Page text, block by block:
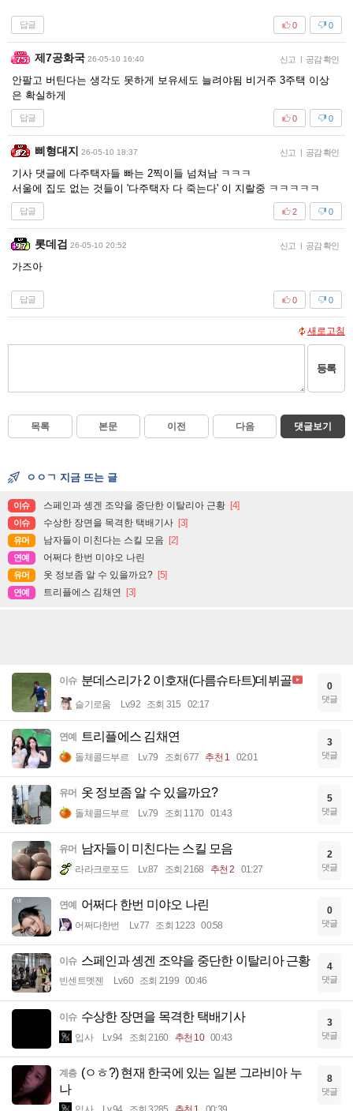
답글 0
0
제7공화국 26-05-10 16:40 신고 | 공감 확인
안팔고 버틴다는 생각도 못하게 보유세도 늘려야됨 비거주 3주택 이상
은 확실하게
답글 0
0
삐형대지 26-05-10 18:37 신고 | 공감 확인
기사 댓글에 다주택자들 빠는 2찍이들 넘쳐남 ㅋㅋㅋ
서울에 집도 없는 것들이 '다주택자 다 죽는다' 이 지랄중 ㅋㅋㅋㅋㅋ
답글 0
2
롯데검 26-05-10 20:52 신고 | 공감 확인
가즈아
답글 0
0
새로고침
등록
목록 본문 이전 다음 댓글보기
ㅇㅇㄱ 지금 뜨는 글
이슈 스페인과 솅겐 조약을 중단한 이탈리아 근황 [4]
이슈 수상한 장면을 목격한 택배기사 [3]
유머 남자들이 미친다는 스킬 모음 [2]
연예 어쩌다 한번 미야오 나린
유머 옷 정보좀 알 수 있을까요? [5]
연예 트리플에스 김채연 [3]
이슈 분데스리가 2 이호재(다름슈타트)데뷔골
슬기로움 Lv.92 조회 315 02:17
0
댓글
연예 트리플에스 김채연
돌체콜드부르 Lv.79 조회 677 추천 1 02:01
3
댓글
유머 옷 정보좀 알 수 있을까요?
돌체콜드부르 Lv.79 조회 1170 01:43
5
댓글
유머 남자들이 미친다는 스킬 모음
라라크로포드 Lv.87 조회 2168 추천 2 01:27
2
댓글
연예 어쩌다 한번 미야오 나린
어쩌다한번 Lv.77 조회 1223 00:58
0
댓글
이슈 스페인과 솅겐 조약을 중단한 이탈리아 근황
빈센트멧젠 Lv.60 조회 2199 00:46
4
댓글
이슈 수상한 장면을 목격한 택배기사
입사 Lv.94 조회 2160 추천 10 00:43
3
댓글
계층 (ㅇㅎ?) 현재 한국에 있는 일본 그라비아 누
나
8
댓글